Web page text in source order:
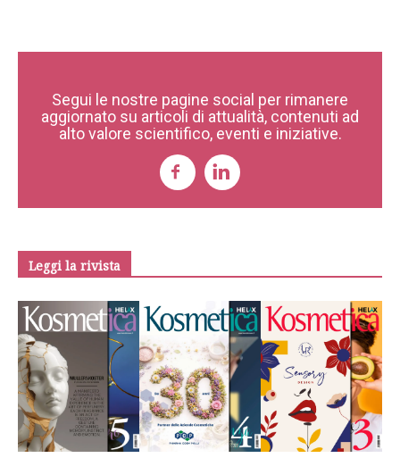
Segui le nostre pagine social per rimanere
aggiornato su articoli di attualità, contenuti ad
alto valore scientifico, eventi e iniziative.
Leggi la rivista